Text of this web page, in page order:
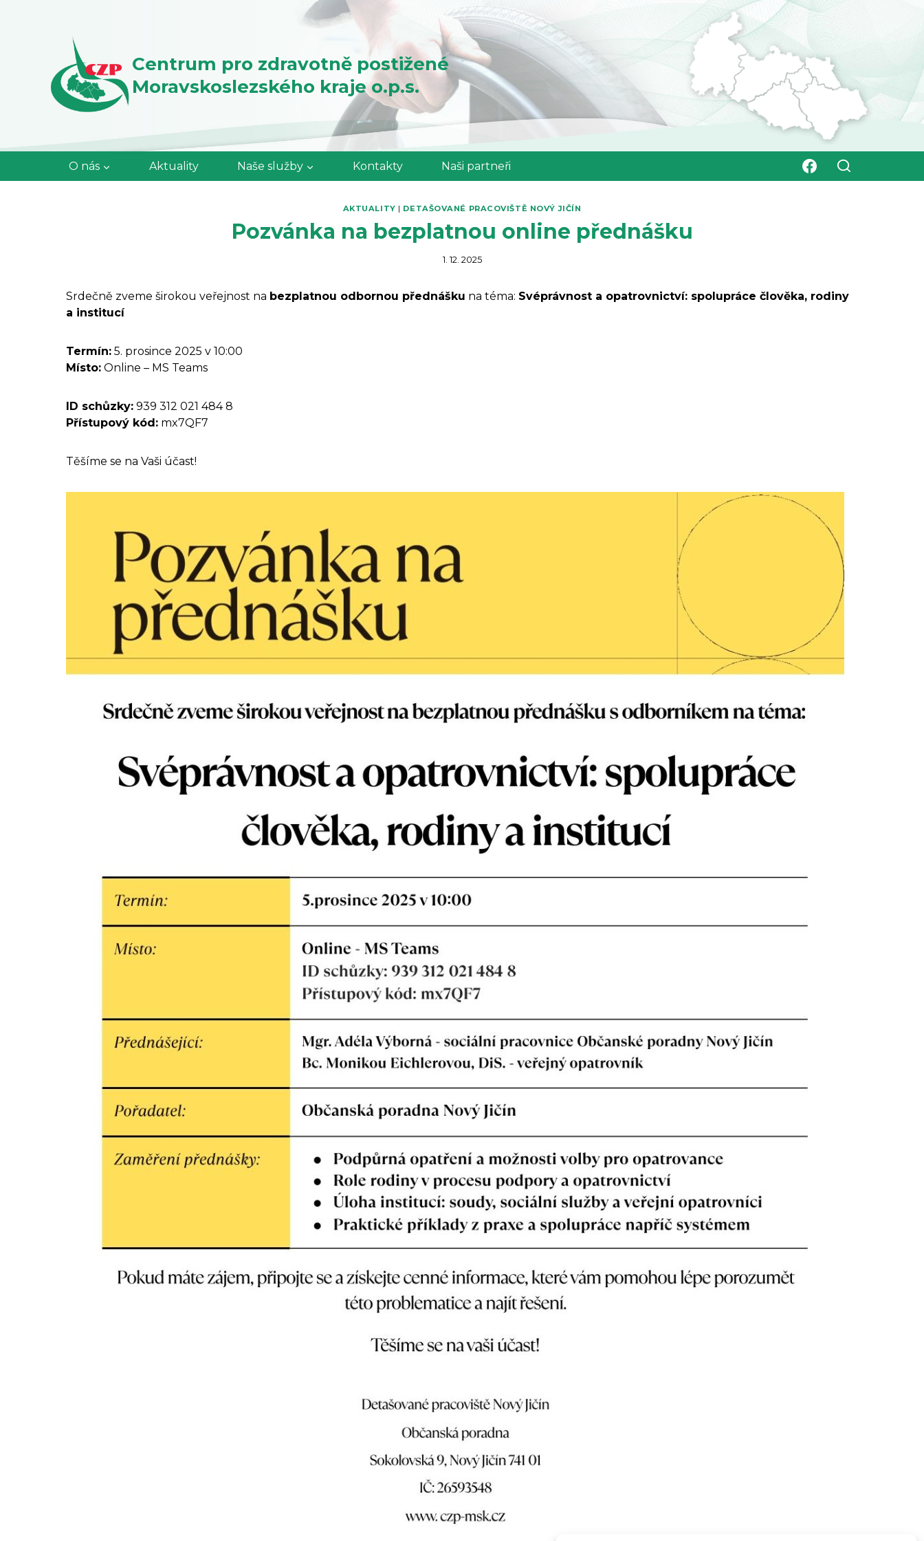
Centrum pro zdravotně postižené
Moravskoslezského kraje o.p.s.
O nás Aktuality Naše služby Kontakty Naši partneři
AKTUALITY | DETAŠOVANÉ PRACOVIŠTĚ NOVÝ JIČÍN
Pozvánka na bezplatnou online přednášku
1. 12. 2025
Srdečně zveme širokou veřejnost na bezplatnou odbornou přednášku na téma: Svéprávnost a opatrovnictví: spolupráce člověka, rodiny
a institucí
Termín: 5. prosince 2025 v 10:00
Místo: Online – MS Teams
ID schůzky: 939 312 021 484 8
Přístupový kód: mx7QF7
Těšíme se na Vaši účast!